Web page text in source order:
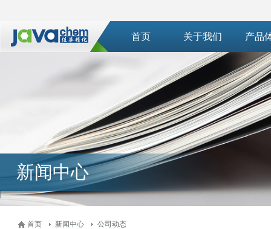
首页 关于我们 产品
新闻中心
首页 新闻中心 公司动态